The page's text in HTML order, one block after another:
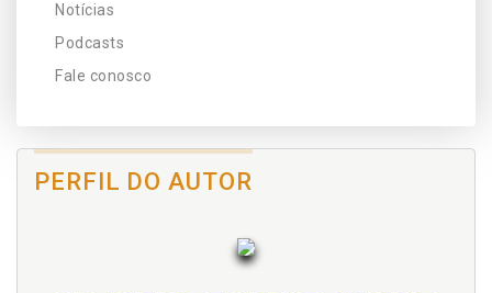
Notícias
Podcasts
Fale conosco
PERFIL DO AUTOR